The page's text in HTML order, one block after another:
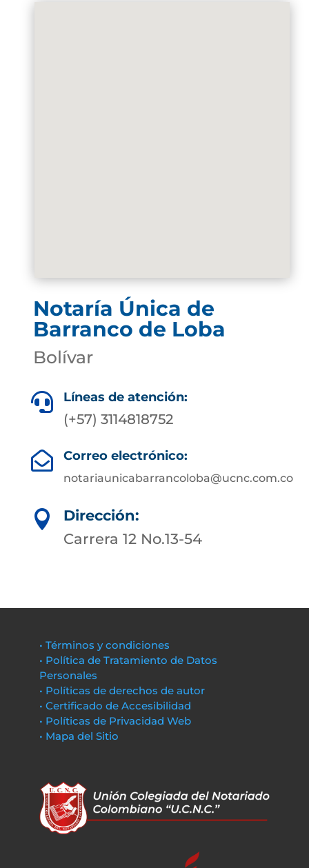
Notaría Única de
Barranco de Loba
Bolívar
 Líneas de atención:
(+57) 3114818752
 Correo electrónico:
notariaunicabarrancoloba@ucnc.com.co

Dirección:
Carrera 12 No.13-54
• Términos y condiciones
• Política de Tratamiento de Datos
Personales
• Políticas de derechos de autor
• Certificado de Accesibilidad
• Políticas de Privacidad Web
• Mapa del Sitio